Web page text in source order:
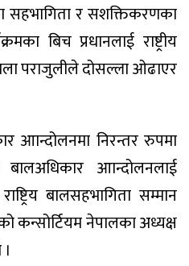
सहभागिता र सशक्तिकरणका
बिच प्रधानलाई राष्ट्रीय
पराजुलीले दोसल्ला ओढाएर
आान्दोलनमा निरन्तर रुपमा
आान्दोलनलाई
बालसहभागिता सम्मान
कन्सोर्टियम नेपालका अध्यक्ष